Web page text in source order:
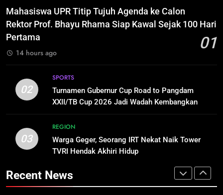
Pangkalan Bun Ditangani Cepat,
Pertamina Pastikan Pelayanan
Tetap Jalan
ECONOMY
7 Hari
ECONOMY
6
Pertamina Targetkan Antrean di
SPBU Sampit Segera Terurai
ECONOMY
7
Mahasiswa UPR Titip Tujuh Agenda ke Calon
Rektor Prof. Bhayu Rhama Siap Kawal Sejak 100 Hari
Pertama
01
14 hours ago
02
SPORTS
Turnamen Gubernur Cup Road to Pangdam
XXII/TB Cup 2026 Jadi Wadah Kembangkan
Talenta Muda
03
REGION
Warga Geger, Seorang IRT Nekat Naik Tower
TVRI Hendak Akhiri Hidup
Recent News
3
Warga Geger, Seorang IRT Nekat
Insiden Konsumen di SPBU
Pangkalan Bun Ditangani Cepat,
ECONOMY
5
Sistem Listrik Kalselteng Masih
Siaga, PLN Batasi Pasokan Selama